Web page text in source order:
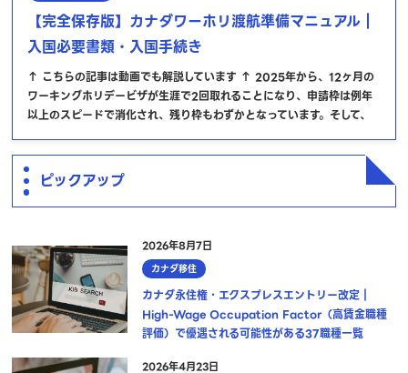
【完全保存版】カナダワーホリ渡航準備マニュアル｜
入国必要書類・入国手続き
↑ こちらの記事は動画でも解説しています ↑ 2025年から、12ヶ月の
ワーキングホリデービザが生涯で2回取れることになり、申請枠は例年
以上のスピードで消化され、残り枠もわずかとなっています。そして、
ピックアップ
2026年8月7日
カナダ移住
カナダ永住権・エクスプレスエントリー改定｜
High-Wage Occupation Factor（高賃金職種
評価）で優遇される可能性がある37職種一覧
2026年4月23日